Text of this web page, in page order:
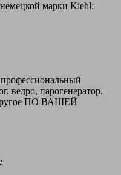
марки Kiehl:
ведро, парогенератор,
другое ПО ВАШЕЙ